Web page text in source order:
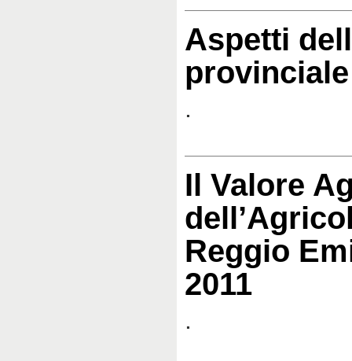
Aspetti
provinciale
.
Il Valore
Reggio
2011
.